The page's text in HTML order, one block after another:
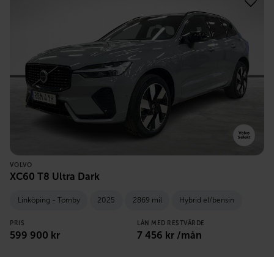
VOLVO
XC60 T8 Ultra Dark
Linköping - Tornby 2025 2869 mil Hybrid el/bensin
PRIS
599 900 kr
LÅN MED RESTVÄRDE
7 456 kr /mån